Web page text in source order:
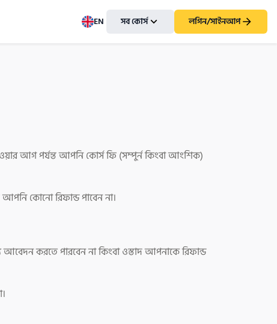
EN সব কোর্স লগিন/সাইনআপ
আগ পর্যন্ত আপনি কোর্স ফি (সম্পুর্ন কিংবা আংশিক)
কোনো রিফান্ড পাবেন না।
করতে পারবেন না কিংবা ওস্তাদ আপনাকে রিফান্ড